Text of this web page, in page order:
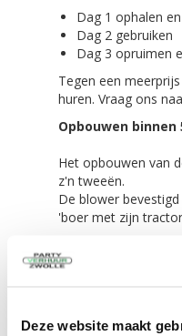
Deze website maakt
Dag 1 ophalen
Dag 2 gebruiken
Dag 3 opruimen
Tegen een
huren. Vraag ons
Opbouwen
Het opbouwen van
z'n tweeën.
De blower
'boer met zijn
Alles wordt
een transport zak